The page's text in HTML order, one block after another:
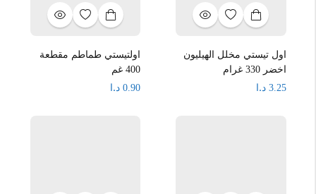
اول تيستي مخلل الهيليون
اخضر 330 غرام
3.25 د.ا
اولتيستي طماطم مقطعة
400 غم
0.90 د.ا